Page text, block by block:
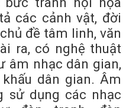
các cảnh vật, đời
đề tâm linh, văn
ra, có nghệ thuật
âm nhạc dân gian,
dân gian. Âm
sử dụng các nhạc